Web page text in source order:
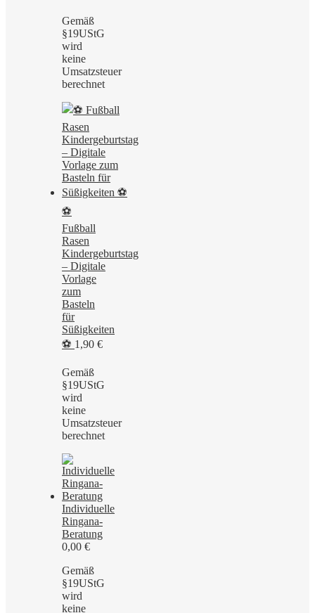
Gemäß
§19UStG
wird
keine
Umsatzsteuer
berechnet
⚽
Fußball
Rasen
Kindergeburtstag
– Digitale
Vorlage
zum
Basteln
für
Süßigkeiten
⚽ 1,90 €
Gemäß
§19UStG
wird
keine
Umsatzsteuer
berechnet
Individuelle
Ringana-
Beratung
0,00 €
Gemäß
§19UStG
wird
keine